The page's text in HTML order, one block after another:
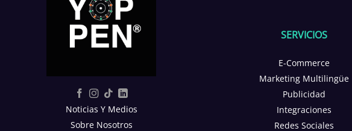
Noticias Y Medios
Sobre Nosotros
SERVICIOS
E-Commerce
Marketing Multilingüe
Publicidad
Integraciones
Redes Sociales